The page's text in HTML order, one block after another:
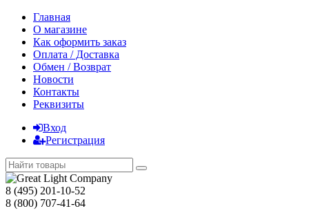
Главная
О магазине
Как оформить заказ
Оплата / Доставка
Обмен / Возврат
Новости
Контакты
Реквизиты
Вход
Регистрация
8 (495) 201-10-52
8 (800) 707-41-64